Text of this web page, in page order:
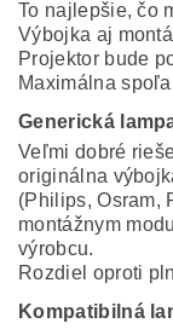
To najlepšie, čo
Výbojka aj
Projektor bude
Maximálna
Generická
Veľmi dobré
originálna
(Philips, Osram,
montážnym
výrobcu.
Rozdiel oproti
Kompatibilná